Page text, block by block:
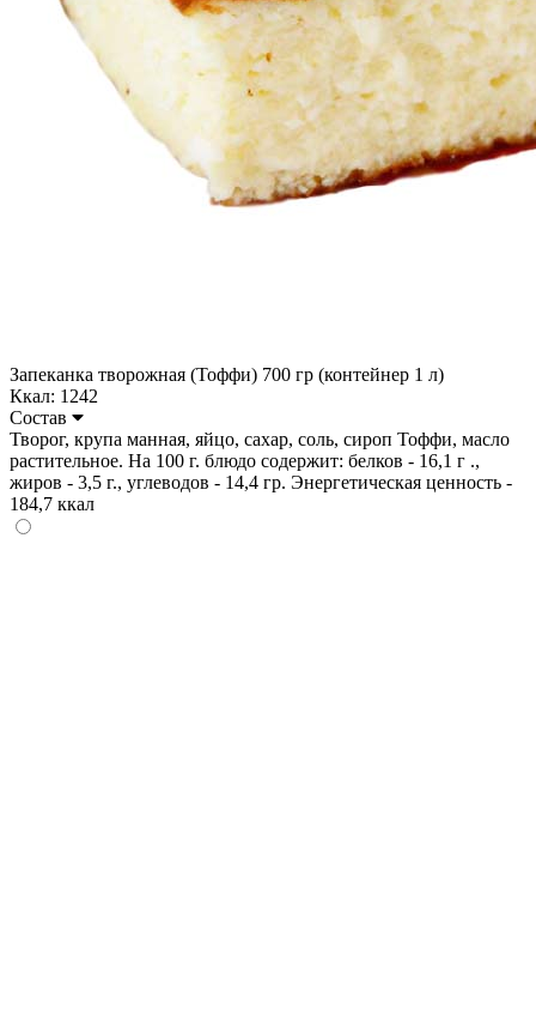
Запеканка творожная (Тоффи) 700 гр (контейнер 1 л)
Ккал: 1242
Состав
Творог, крупа манная, яйцо, сахар, соль, сироп Тоффи, масло
растительное. На 100 г. блюдо содержит: белков - 16,1 г .,
жиров - 3,5 г., углеводов - 14,4 гр. Энергетическая ценность -
184,7 ккал